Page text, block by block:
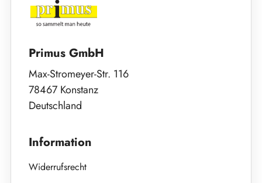
Primus GmbH
Max-Stromeyer-Str. 116
78467 Konstanz
Deutschland
Information
Widerrufsrecht